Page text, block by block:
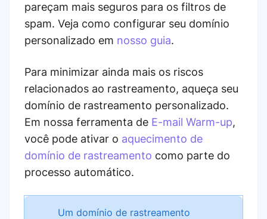
pareçam mais seguros para os filtros de
spam. Veja como configurar seu domínio
personalizado em nosso guia.
Para minimizar ainda mais os riscos
relacionados ao rastreamento, aqueça seu
domínio de rastreamento personalizado.
Em nossa ferramenta de E-mail Warm-up,
você pode ativar o aquecimento de
domínio de rastreamento como parte do
processo automático.
Um domínio de rastreamento